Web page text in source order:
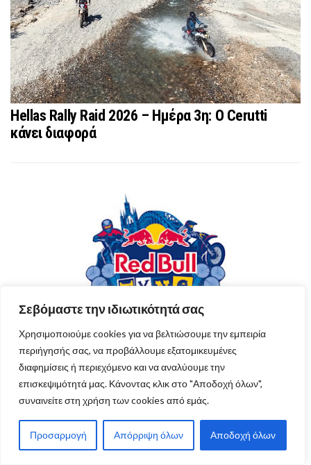
Σεβόμαστε την ιδιωτικότητά σας
Χρησιμοποιούμε cookies για να βελτιώσουμε την εμπειρία
περιήγησής σας, να προβάλλουμε εξατομικευμένες
διαφημίσεις ή περιεχόμενο και να αναλύουμε την
επισκεψιμότητά μας. Κάνοντας κλικ στο "Αποδοχή όλων",
συναινείτε στη χρήση των cookies από εμάς.
Προσαρμογή Απόρριψη όλων Αποδοχή όλων
Hellas Rally Raid 2026 – Ημέρα 3η: Ο Cerutti
κάνει διαφορά
Red Bull Tyne Ride: ο αγώνας του Billy Bolt (3
Αυγούστου)